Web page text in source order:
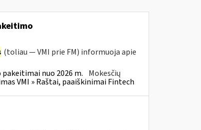
(toliau — VMI prie FM) informuoja apie
nuo 2026 m. Mokesčių
VMI » Raštai, paaiškinimai Fintech